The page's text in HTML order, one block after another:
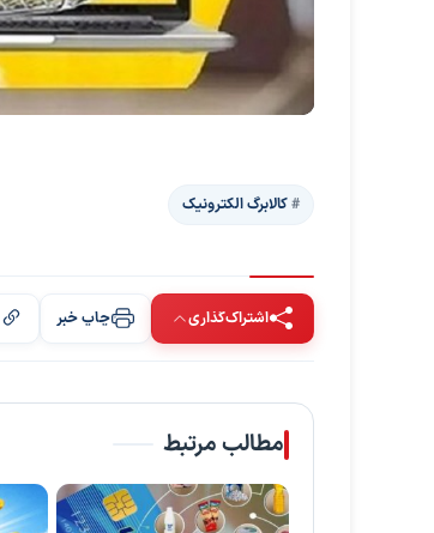
کالابرگ الکترونیک
اشتراک‌گذاری چاپ خبر
مطالب مرتبط